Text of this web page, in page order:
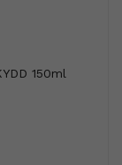
150ml